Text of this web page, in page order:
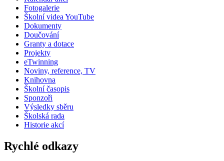
Fotogalerie
Školní videa YouTube
Dokumenty
Doučování
Granty a dotace
Projekty
eTwinning
Noviny, reference, TV
Knihovna
Školní časopis
Sponzoři
Výsledky sběru
Školská rada
Historie akcí
Rychlé odkazy